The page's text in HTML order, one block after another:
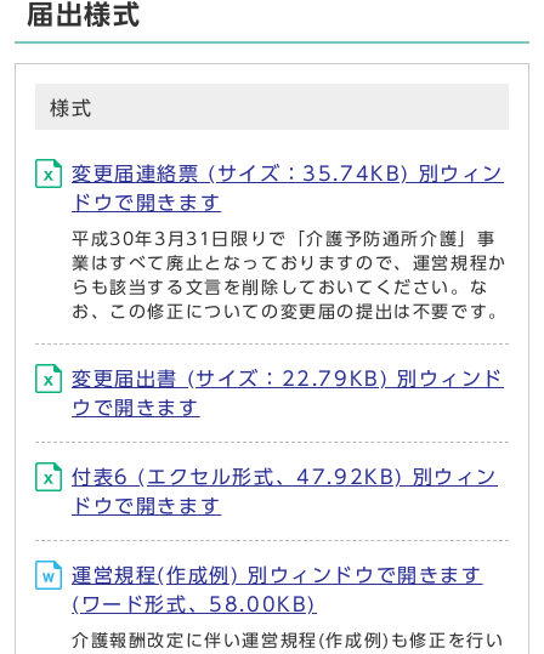
届出様式
様式
変更届連絡票 (サイズ：35.74KB) 別ウィン
ドウで開きます
平成30年3月31日限りで「介護予防通所介護」事
業はすべて廃止となっておりますので、運営規程か
らも該当する文言を削除しておいてください。な
お、この修正についての変更届の提出は不要です。
変更届出書 (サイズ：22.79KB) 別ウィンド
ウで開きます
付表6 (エクセル形式、47.92KB) 別ウィン
ドウで開きます
運営規程(作成例) 別ウィンドウで開きます
(ワード形式、58.00KB)
介護報酬改定に伴い運営規程(作成例)も修正を行い